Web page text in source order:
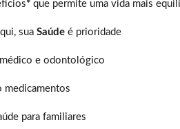
* que permite uma vida mais
sua Saúde é prioridade
e odontológico
medicamentos
para familiares